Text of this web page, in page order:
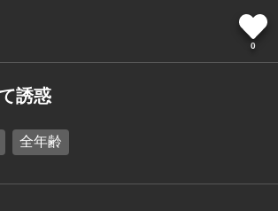
0
誘惑
全年齢